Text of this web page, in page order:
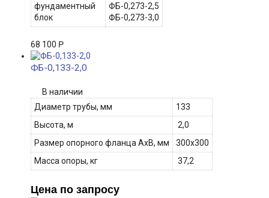
фундаментный
блок
ФБ-0,273-2,5
ФБ-0,273-3,0
68 100 Р
ФБ-0,133-2,0
В наличии
Диаметр трубы, мм
133
Высота, м
2,0
Размер опорного фланца АхВ, мм
300х300
Масса опоры, кг
37,2
Цена по запросу